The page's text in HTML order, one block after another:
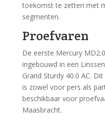
toekomst te zetten met
segmenten.
Proefvaren
De eerste Mercury
ingebouwd in een Linssen
Grand Sturdy 40.0 AC. Dit
is zowel voor pers als
beschikbaar voor
Maasbracht.